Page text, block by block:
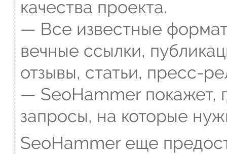
качества проекта.
— Все известные
вечные ссылки,
отзывы, статьи, пресс-
— SeoHammer покажет,
запросы, на которые
SeoHammer еще